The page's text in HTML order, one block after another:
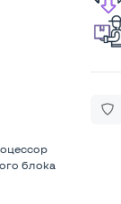
блока